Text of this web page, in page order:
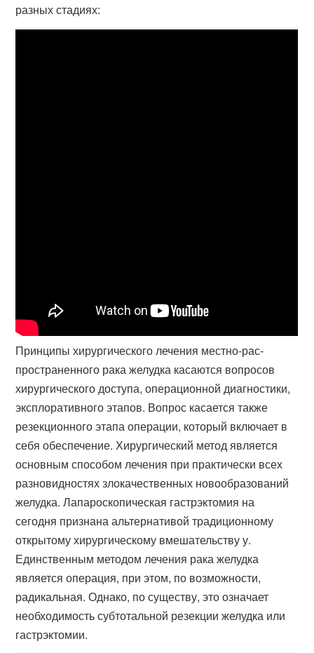
разных стадиях:
Принципы хирургического лечения местно-рас-
пространенного рака желудка касаются вопросов
хирургического доступа, операционной диагностики,
эксплоративного этапов. Вопрос касается также
резекционного этапа операции, который включает в
себя обеспечение. Хирургический метод является
основным способом лечения при практически всех
разновидностях злокачественных новообразований
желудка. Лапароскопическая гастрэктомия на
сегодня признана альтернативой традиционному
открытому хирургическому вмешательству у.
Единственным методом лечения рака желудка
является операция, при этом, по возможности,
радикальная. Однако, по существу, это означает
необходимость субтотальной резекции желудка или
гастрэктомии.